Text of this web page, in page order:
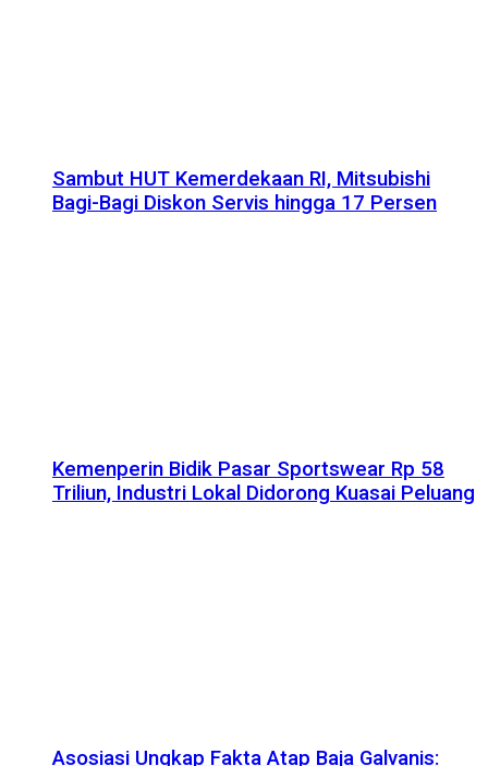
Sambut HUT Kemerdekaan RI, Mitsubishi
Bagi-Bagi Diskon Servis hingga 17 Persen
Kemenperin Bidik Pasar Sportswear Rp 58
Triliun, Industri Lokal Didorong Kuasai Peluang
Asosiasi Ungkap Fakta Atap Baja Galvanis: